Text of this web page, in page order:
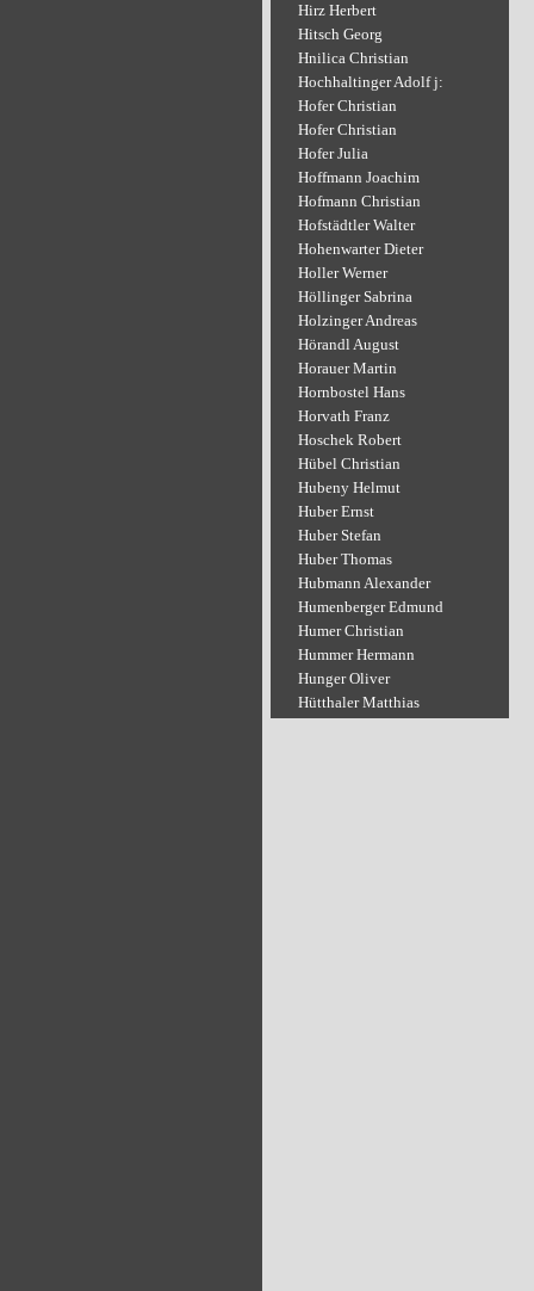
Hirz Herbert
Hitsch Georg
Hnilica Christian
Hochhaltinger Adolf j:
Hofer Christian
Hofer Christian
Hofer Julia
Hoffmann Joachim
Hofmann Christian
Hofstädtler Walter
Hohenwarter Dieter
Holler Werner
Höllinger Sabrina
Holzinger Andreas
Hörandl August
Horauer Martin
Hornbostel Hans
Horvath Franz
Hoschek Robert
Hübel Christian
Hubeny Helmut
Huber Ernst
Huber Stefan
Huber Thomas
Hubmann Alexander
Humenberger Edmund
Humer Christian
Hummer Hermann
Hunger Oliver
Hütthaler Matthias